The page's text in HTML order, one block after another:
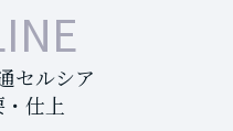
セルシア
仕上